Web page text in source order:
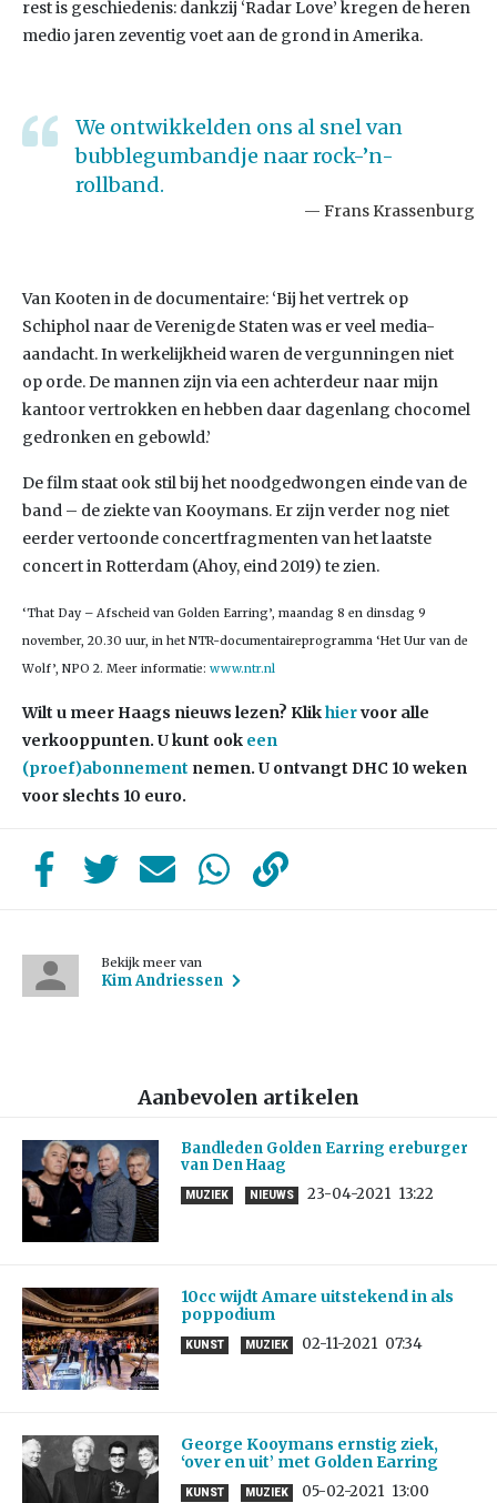
rest is geschiedenis: dankzij ‘Radar Love’ kregen de heren
medio jaren zeventig voet aan de grond in Amerika.
We ontwikkelden ons al snel van
bubblegumbandje naar rock-’n-
rollband.
Frans Krassenburg
Van Kooten in de documentaire: ‘Bij het vertrek op
Schiphol naar de Verenigde Staten was er veel media-
aandacht. In werkelijkheid waren de vergunningen niet
op orde. De mannen zijn via een achterdeur naar mijn
kantoor vertrokken en hebben daar dagenlang chocomel
gedronken en gebowld.’
De film staat ook stil bij het noodgedwongen einde van de
band – de ziekte van Kooymans. Er zijn verder nog niet
eerder vertoonde concertfragmenten van het laatste
concert in Rotterdam (Ahoy, eind 2019) te zien.
‘That Day – Afscheid van Golden Earring’, maandag 8 en dinsdag 9
november, 20.30 uur, in het NTR-documentaireprogramma ‘Het Uur van de
Wolf’, NPO 2. Meer informatie: www.ntr.nl
Wilt u meer Haags nieuws lezen? Klikhiervoor alle
verkooppunten. U kunt ook een
(proef)abonnement nemen. U ontvangt DHC 10 weken
voor slechts 10 euro.
Bekijk meer van
Kim Andriessen
Aanbevolen artikelen
Bandleden Golden Earring ereburger
van Den Haag
MUZIEK NIEUWS 23-04-2021 13:22
10cc wijdt Amare uitstekend in als
poppodium
KUNST MUZIEK 02-11-2021 07:34
George Kooymans ernstig ziek,
‘over en uit’ met Golden Earring
KUNST MUZIEK 05-02-2021 13:00